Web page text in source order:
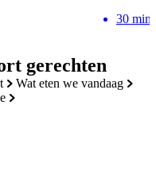
gerechten
wat eten we vandaag
30 min